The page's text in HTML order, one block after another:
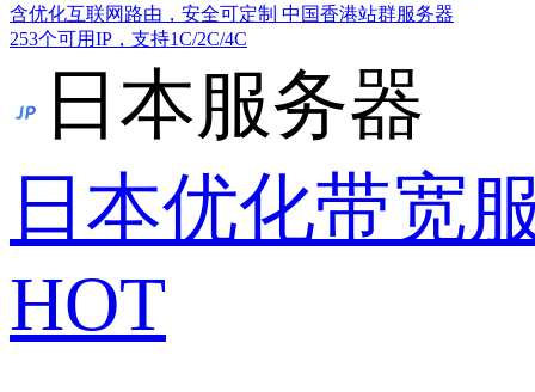
含优化互联网路由，安全可定制 中国香港站群服务器
253个可用IP，支持1C/2C/4C
日本服务器
日本优化带宽
HOT